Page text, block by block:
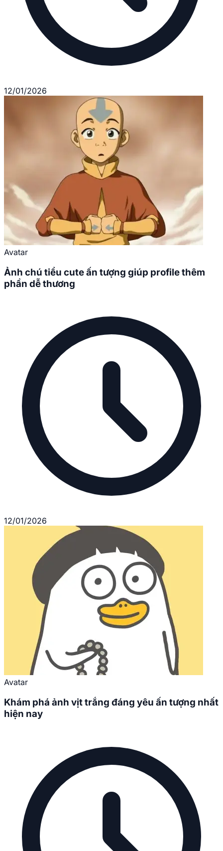
12/01/2026
Avatar
Ảnh chú tiểu cute ấn tượng giúp profile thêm
phần dễ thương
12/01/2026
Avatar
Khám phá ảnh vịt trắng đáng yêu ấn tượng nhất
hiện nay